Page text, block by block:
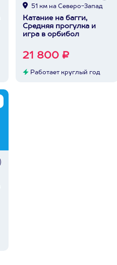
51 км на Северо-Запад
Катание на багги,
Средняя прогулка и
игра в орбибол
21 800 ₽
Работает круглый год